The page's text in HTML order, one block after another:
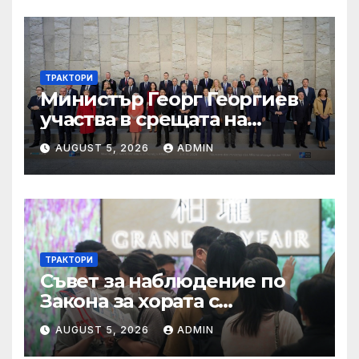
ТРАКТОРИ
Министър Георг Георгиев
участва в срещата на
министрите на външните
работи на НАТО
AUGUST 5, 2026 ADMIN
ТРАКТОРИ
Съвет за наблюдение по
Закона за хората с
увреждания
AUGUST 5, 2026 ADMIN